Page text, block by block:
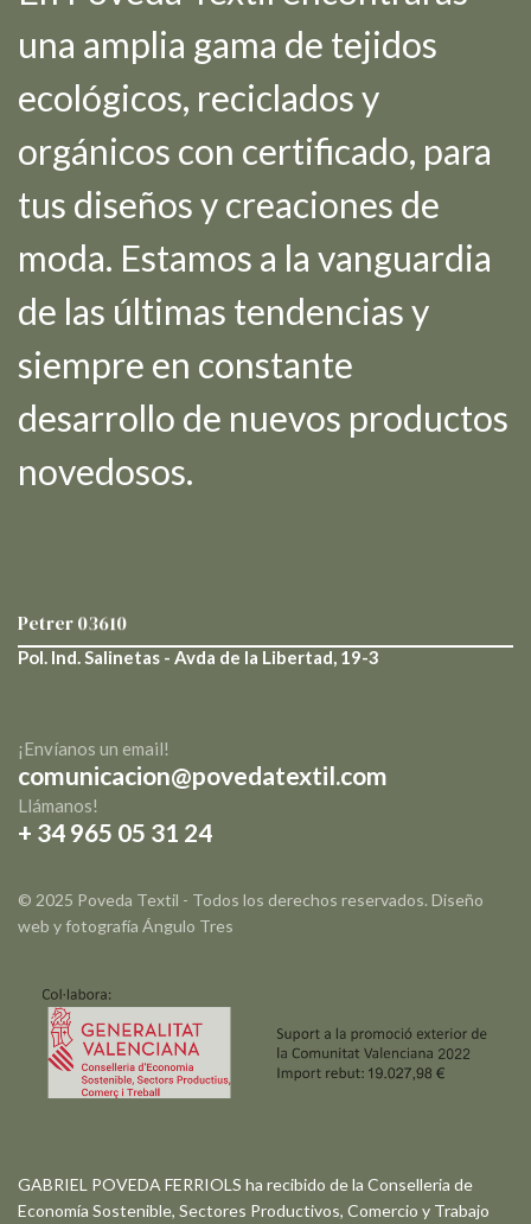
una amplia gama de tejidos
ecológicos, reciclados y
orgánicos con certificado, para
tus diseños y creaciones de
moda. Estamos a la vanguardia
de las últimas tendencias y
siempre en constante
desarrollo de nuevos productos
novedosos.
Petrer03610
Pol. Ind. Salinetas - Avda de la Libertad, 19-3
¡Envíanos un email!
comunicacion@povedatextil.com
Llámanos!
+ 34 965 05 31 24
© 2025 Poveda Textil - Todos los derechos reservados. Diseño
web y fotografía Ángulo Tres
GABRIEL POVEDA FERRIOLS ha recibido de la Conselleria de
Economía Sostenible, Sectores Productivos, Comercio y Trabajo